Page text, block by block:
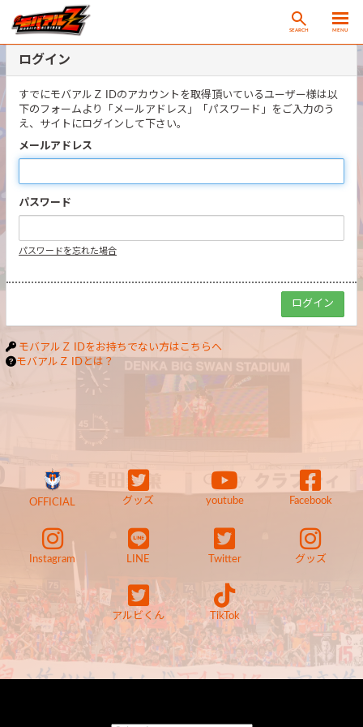
SEARCH MENU
ログイン
すでにモバアルＺ IDのアカウントを取得頂いているユーザー様は以
下のフォームより「メールアドレス」「パスワード」をご入力のう
え、サイトにログインして下さい。
メールアドレス
パスワード
パスワードを忘れた場合
モバアルＺ IDをお持ちでない方はこちらへ
モバアルＺ IDとは？
OFFICIAL グッズ youtube Facebook
Instagram LINE Twitter グッズ
アルビくん TikTok